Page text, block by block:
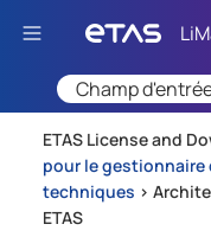
ETAS License and
pour le gestionnaire
techniques >
ETAS